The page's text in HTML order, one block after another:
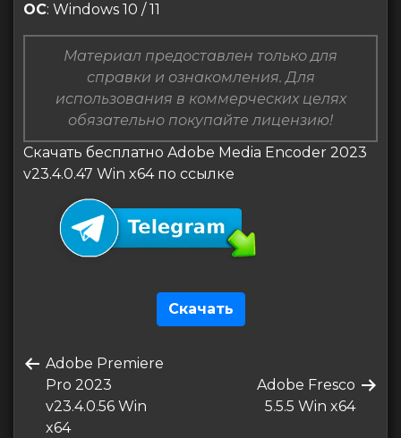
ОС: Windows 10 / 11
Материал предоставлен только для
справки и ознакомления. Для
использования в коммерческих целях
обязательно покупайте лицензию!
Скачать бесплатно Adobe Media Encoder 2023
v23.4.0.47 Win x64 по ссылке
Скачать
по
записям
Предыдущая
запись
Adobe Premiere
Pro 2023
v23.4.0.56 Win
x64
Следующая
запись
Adobe Fresco
5.5.5 Win x64